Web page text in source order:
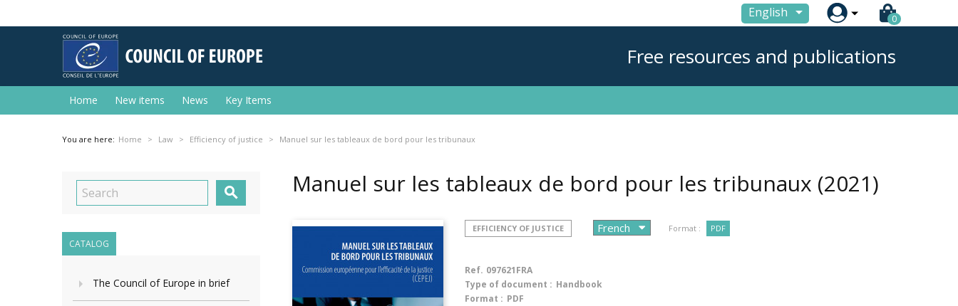
English  0
Free resources and publications
Home New items News Key Items
You are here: Home Law Efficiency of justice Manuel sur les tableaux de bord pour les tribunaux

CATALOG
The Council of Europe in brief
Manuel sur les tableaux de bord pour les tribunaux (2021)
EFFICIENCY OF JUSTICE Format : PDF
Ref. 097621FRA
Type of document : Handbook
Format : PDF